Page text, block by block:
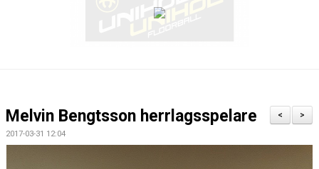
KONTAKT
>
<
Melvin Bengtsson herrlagsspelare
2017-03-31 12:04